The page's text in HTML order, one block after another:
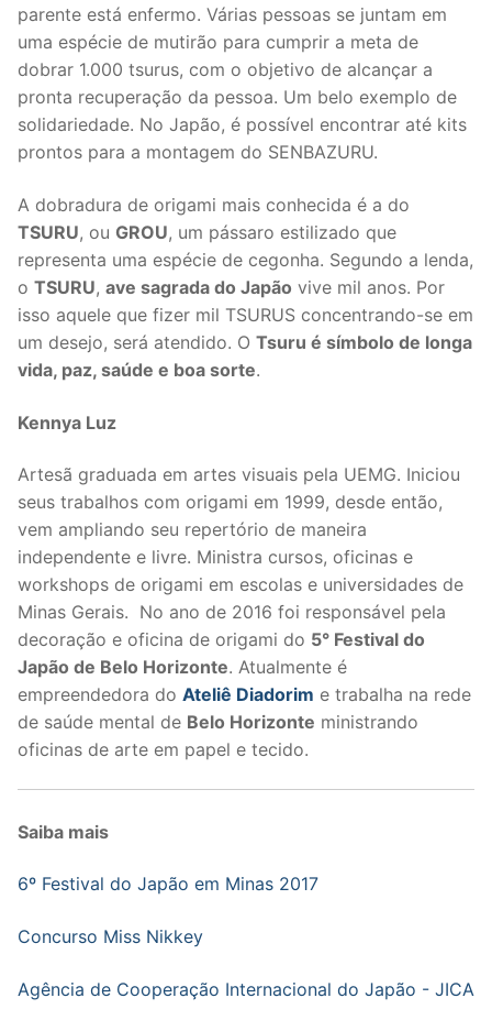
parente está enfermo. Várias pessoas se juntam em
uma espécie de mutirão para cumprir a meta de
dobrar 1.000 tsurus, com o objetivo de alcançar a
pronta recuperação da pessoa. Um belo exemplo de
solidariedade. No Japão, é possível encontrar até kits
prontos para a montagem do SENBAZURU.
A dobradura de origami mais conhecida é a do
TSURU, ou GROU, um pássaro estilizado que
representa uma espécie de cegonha. Segundo a lenda,
o TSURU, ave sagrada do Japão vive mil anos. Por
isso aquele que fizer mil TSURUS concentrando-se em
um desejo, será atendido. O Tsuru é símbolo de longa
vida, paz, saúde e boa sorte.
Kennya Luz
Artesã graduada em artes visuais pela UEMG. Iniciou
seus trabalhos com origami em 1999, desde então,
vem ampliando seu repertório de maneira
independente e livre. Ministra cursos, oficinas e
workshops de origami em escolas e universidades de
Minas Gerais. No ano de 2016 foi responsável pela
decoração e oficina de origami do 5° Festival do
Japão de Belo Horizonte. Atualmente é
empreendedora do Ateliê Diadorim e trabalha na rede
de saúde mental de Belo Horizonte ministrando
oficinas de arte em papel e tecido.
Saiba mais
6º Festival do Japão em Minas 2017
Concurso Miss Nikkey
Agência de Cooperação Internacional do Japão - JICA